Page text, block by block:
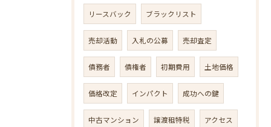
リースバック ブラックリスト
売却活動 入札の公募 売却査定
債務者 債権者 初期費用 土地価格
価格改定 インパクト 成功への鍵
中古マンション 譲渡租特税 アクセス